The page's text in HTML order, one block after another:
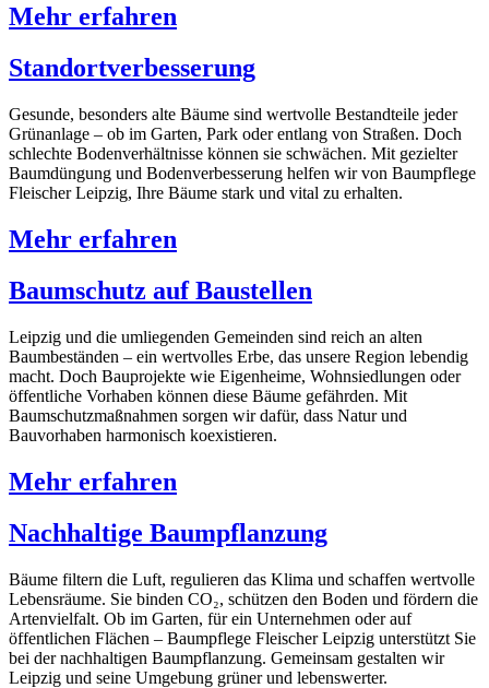
Mehr erfahren
Standort­verbesserung
Gesunde, besonders alte Bäume sind wertvolle Bestandteile jeder
Grünanlage – ob im Garten, Park oder entlang von Straßen. Doch
schlechte Bodenverhält­nisse können sie schwächen. Mit gezielter
Baumdüngung und Bodenverbesserung helfen wir von Baumpflege
Fleischer Leipzig, Ihre Bäume stark und vital zu erhalten.
Mehr erfahren
Baumschutz auf Baustellen
Leipzig und die umliegenden Gemeinden sind reich an alten
Baumbeständen – ein wertvolles Erbe, das unsere Region lebendig
macht. Doch Bauprojekte wie Eigenheime, Wohnsiedlungen oder
öffentliche Vorhaben können diese Bäume gefährden. Mit
Baumschutz­­maßnahmen sorgen wir dafür, dass Natur und
Bauvorhaben harmonisch koexistieren.
Mehr erfahren
Nachhaltige Baumpflanzung
Bäume filtern die Luft, regulieren das Klima und schaffen wertvolle
Lebensräume. Sie binden CO₂, schützen den Boden und fördern die
Artenvielfalt. Ob im Garten, für ein Unternehmen oder auf
öffentlichen Flächen – Baumpflege Fleischer Leipzig unterstützt Sie
bei der nachhaltigen Baumpflanzung. Gemeinsam gestalten wir
Leipzig und seine Umgebung grüner und lebenswerter.